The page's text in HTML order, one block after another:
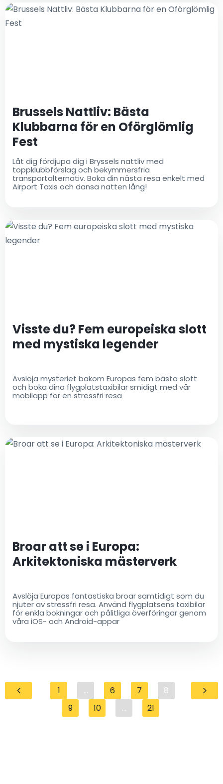
Brussels Nattliv: Bästa
Klubbarna för en Oförglömlig
Fest
Låt dig fördjupa dig i Bryssels nattliv med
toppklubbförslag och bekymmersfria
transportalternativ. Boka din nästa resa enkelt med
Airport Taxis och dansa natten lång!
Visste du? Fem europeiska slott
med mystiska legender
Avslöja mysteriet bakom Europas fem bästa slott
och boka dina flygplatstaxibilar smidigt med vår
mobilapp för en stressfri resa
Broar att se i Europa:
Arkitektoniska mästerverk
Avslöja Europas fantastiska broar samtidigt som du
njuter av stressfri resa. Använd flygplatsens taxibilar
för enkla bokningar och pålitliga överföringar genom
våra iOS- och Android-appar
1 ... 6 7
8
9
10 ... 21